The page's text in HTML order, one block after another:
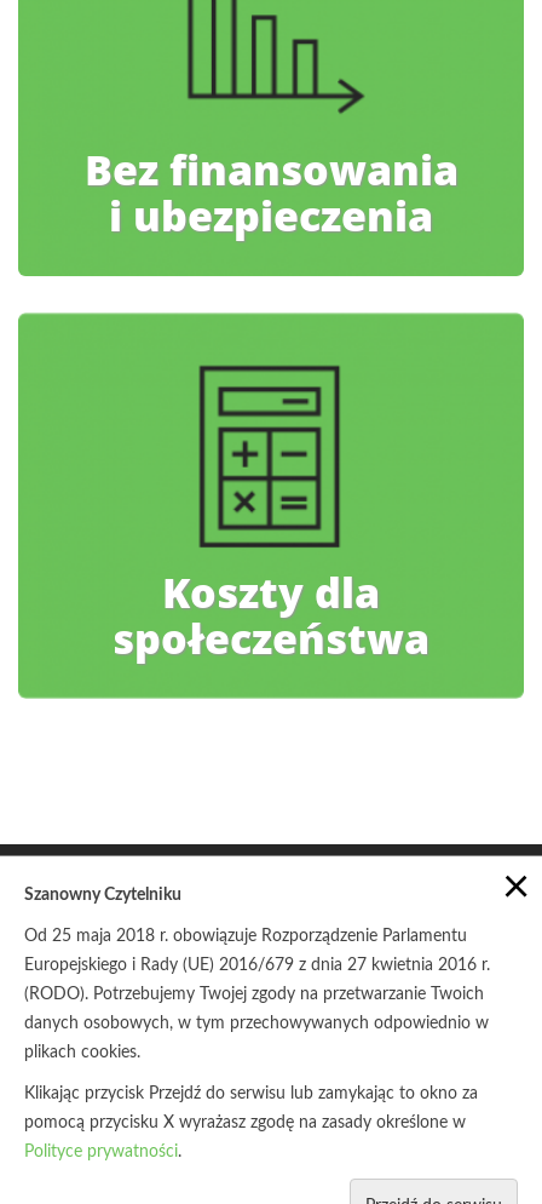
Bez finansowania
i ubezpieczenia
Koszty dla
społeczeństwa
POLITYKA PRYWATNOŚCI ZASADY UDOSTĘPNIANIA
© Copyright 2017Stowarzyszenie Pracownia na rzecz
×
Szanowny Czytelniku
Od 25 maja 2018 r. obowiązuje Rozporządzenie Parlamentu
Europejskiego i Rady (UE) 2016/679 z dnia 27 kwietnia 2016 r.
(RODO). Potrzebujemy Twojej zgody na przetwarzanie Twoich
danych osobowych, w tym przechowywanych odpowiednio w
plikach cookies.
Klikając przycisk Przejdź do serwisu lub zamykając to okno za
pomocą przycisku X wyrażasz zgodę na zasady określone w
Polityce prywatności.